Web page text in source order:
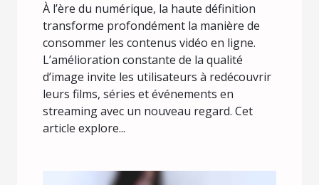
À l’ère du numérique, la haute définition
transforme profondément la manière de
consommer les contenus vidéo en ligne.
L’amélioration constante de la qualité
d’image invite les utilisateurs à redécouvrir
leurs films, séries et événements en
streaming avec un nouveau regard. Cet
article explore...